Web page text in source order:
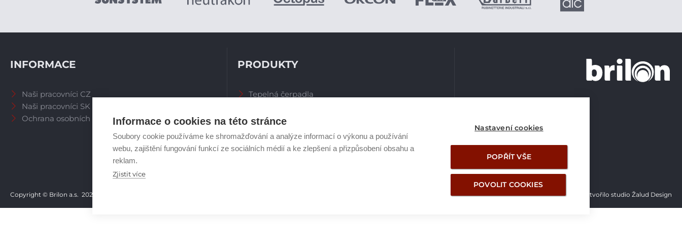
Informace o cookies na této stránce
Soubory cookie používáme ke shromažďování a analýze informací o výkonu a používání
webu, zajištění fungování funkcí ze sociálních médií a ke zlepšení a přizpůsobení obsahu a
reklam.
Zjistit více
Nastavení cookies
POPŘÍT VŠE
POVOLIT COOKIES
INFORMACE
Naši pracovníci CZ
Naši pracovníci SK
Ochrana osobních údajů
PRODUKTY
Tepelná čerpadla
Zásobníky TV
Plynové kotle
Ostatní příslušenství
Copyright © Brilon a.s. 2026 Vytvořilo studio Žalud Design